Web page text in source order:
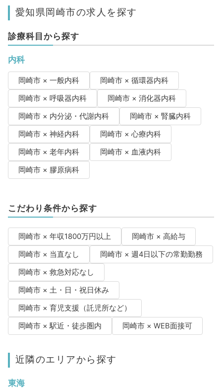
愛知県岡崎市の求人を探す
診療科目から探す
内科
岡崎市 × 一般内科
岡崎市 × 循環器内科
岡崎市 × 呼吸器内科
岡崎市 × 消化器内科
岡崎市 × 内分泌・代謝内科
岡崎市 × 腎臓内科
岡崎市 × 神経内科
岡崎市 × 心療内科
岡崎市 × 老年内科
岡崎市 × 血液内科
岡崎市 × 膠原病科
こだわり条件から探す
岡崎市 × 年収1800万円以上
岡崎市 × 高給与
岡崎市 × 当直なし
岡崎市 × 週4日以下の常勤勤務
岡崎市 × 救急対応なし
岡崎市 × 土・日・祝日休み
岡崎市 × 育児支援（託児所など）
岡崎市 × 駅近・徒歩圏内
岡崎市 × WEB面接可
近隣のエリアから探す
東海